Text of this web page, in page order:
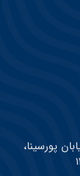
روبروی خیابان پورسینا،